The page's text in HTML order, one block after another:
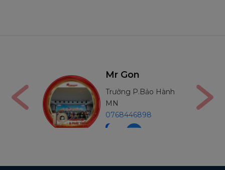
Mr Gon
Trưởng P.Bảo Hành
MN
0768446898